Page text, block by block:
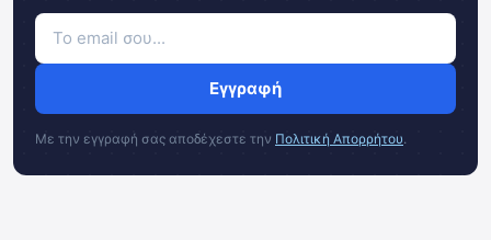
Εγγραφή
Με την εγγραφή σας αποδέχεστε την Πολιτική Απορρήτου.